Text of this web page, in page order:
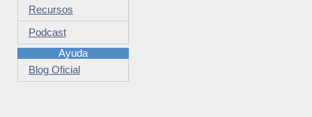
Recursos
Podcast
Ayuda
Blog Oficial